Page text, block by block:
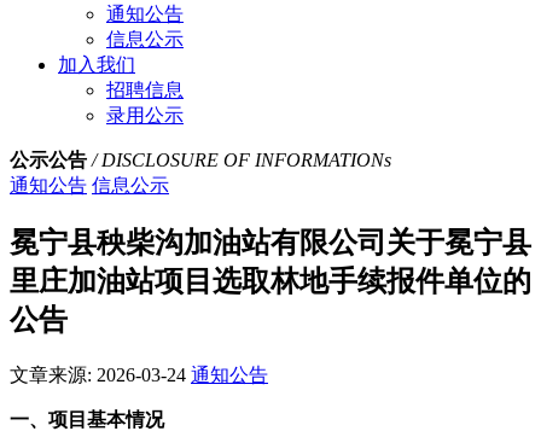
通知公告
信息公示
加入我们
招聘信息
录用公示
公示公告 / DISCLOSURE OF INFORMATIONs
通知公告 信息公示
冕宁县秧柴沟加油站有限公司关于冕宁县
里庄加油站项目选取林地手续报件单位的
公告
文章来源: 2026-03-24 通知公告
一、项目基本情况